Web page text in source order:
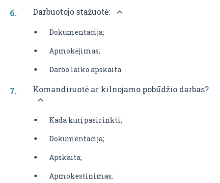
Darbuotojo stažuotė:
Dokumentacija;
Apmokėjimas;
Darbo laiko apskaita.
Komandiruotė ar kilnojamo pobūdžio darbas?
Kada kurį pasirinkti;
Dokumentacija;
Apskaita;
Apmokestinimas;